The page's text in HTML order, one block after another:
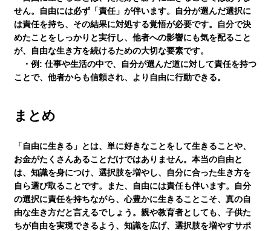
せん。自由には必ず「責任」が伴います。自分が選んだ選択に
は責任を持ち、その結果に対処する覚悟が必要です。自分で決
めたことをしっかりと実行し、他者への影響にも気を配ること
が、自由な生き方を続けるための大切な要素です。
・例: 仕事や生活の中で、自分が選んだ道に対して責任を持つ
ことで、他者からも信頼され、より自由に行動できる。
まとめ
「自由に生きる」とは、単に好きなことをして生きることや、
お金がたくさんあることだけではありません。本当の自由と
は、知識を身につけ、選択肢を増やし、自分に合った生き方を
自ら選び取ることです。また、自由には責任も伴います。自分
の選択に責任を持ちながら、心豊かに生きることこそ、真の自
由な生き方だと言えるでしょう。親や教育者としても、子供た
ちが自由を実現できるよう、知識を広げ、選択肢を増やすサポ